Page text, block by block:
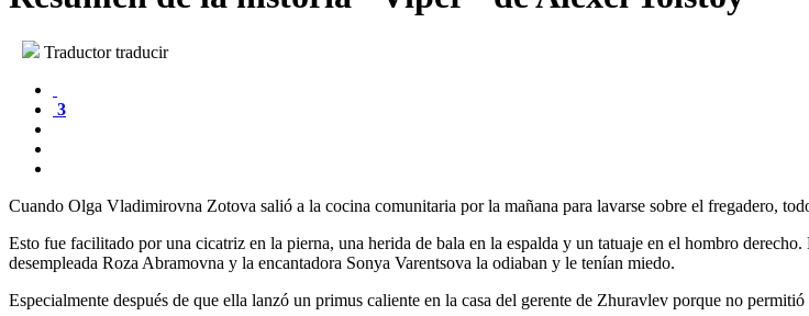
Traductor traducir
3
Cuando Olga Vladimirovna Zotova salió a la cocina comunitaria por la mañana para lavarse sobre el fregadero,
Esto fue facilitado por una cicatriz en la pierna, una herida de bala en la espalda y un tatuaje en el hombro
desempleada Roza Abramovna y la encantadora Sonya Varentsova la odiaban y le tenían miedo.
Especialmente después de que ella lanzó un primus caliente en la casa del gerente de Zhuravlev porque no